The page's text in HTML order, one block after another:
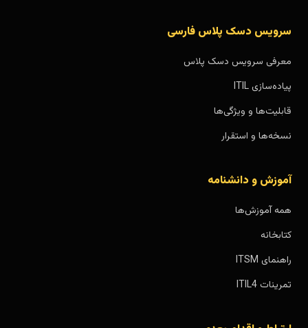
سرویس دسک پلاس فارسی
معرفی سرویس دسک پلاس
پیاده‌سازی ITIL
قابلیت‌ها و ویژگی‌ها
نسخه‌ها و استقرار
آموزش و دانشنامه
همه آموزش‌ها
کتابخانه
راهنمای ITSM
تمرینات ITIL4